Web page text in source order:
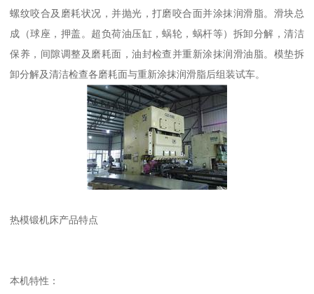
螺纹咬合及磨耗状况，并抛光，打磨咬合面并涂抹润滑脂。滑块总
成（球座，押盖。超负荷油压缸，蜗轮，蜗杆等）拆卸分解，清洁
保养，间隙调整及磨耗面，油封检查并重新涂抹润滑油脂。模垫拆
卸分解及清洁检查各磨耗面与重新涂抹润滑脂后组装试车。
热模锻机床产品特点
本机特性：